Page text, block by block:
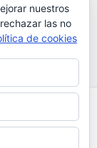
nuestros
las no
de cookies